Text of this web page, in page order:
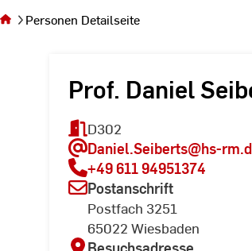
sich auf
der SeitePersonen Detailseite
Prof. Daniel
D302
Daniel.Seiberts@hs-
+49 611 94951374
Postanschrift
Postfach 3251
65022 Wiesbaden